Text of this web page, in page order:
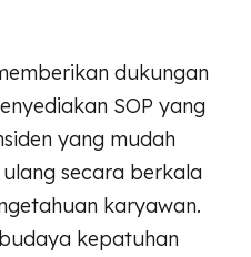
dukungan
SOP yang
yang mudah
secara berkala
karyawan.
kepatuhan